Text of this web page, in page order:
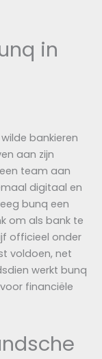
in
bankieren
aan zijn
team aan
digitaal en
bunq een
om als bank te
officieel onder
voldoen, net
werkt bunq
financiële